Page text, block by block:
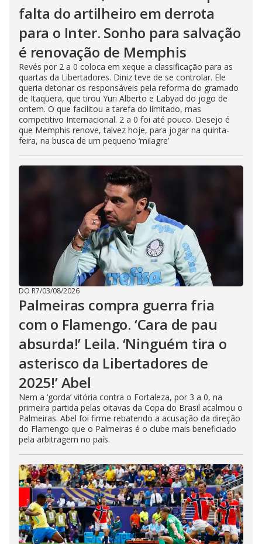
falta do artilheiro em derrota
para o Inter. Sonho para salvação
é renovação de Memphis
Revés por 2 a 0 coloca em xeque a classificação para as
quartas da Libertadores. Diniz teve de se controlar. Ele
queria detonar os responsáveis pela reforma do gramado
de Itaquera, que tirou Yuri Alberto e Labyad do jogo de
ontem. O que facilitou a tarefa do limitado, mas
competitivo Internacional. 2 a 0 foi até pouco. Desejo é
que Memphis renove, talvez hoje, para jogar na quinta-
feira, na busca de um pequeno ‘milagre’
DO R7/03/08/2026
Palmeiras compra guerra fria
com o Flamengo. ‘Cara de pau
absurda!’ Leila. ‘Ninguém tira o
asterisco da Libertadores de
2025!’ Abel
Nem a ‘gorda’ vitória contra o Fortaleza, por 3 a 0, na
primeira partida pelas oitavas da Copa do Brasil acalmou o
Palmeiras. Abel foi firme rebatendo a acusação da direção
do Flamengo que o Palmeiras é o clube mais beneficiado
pela arbitragem no país.